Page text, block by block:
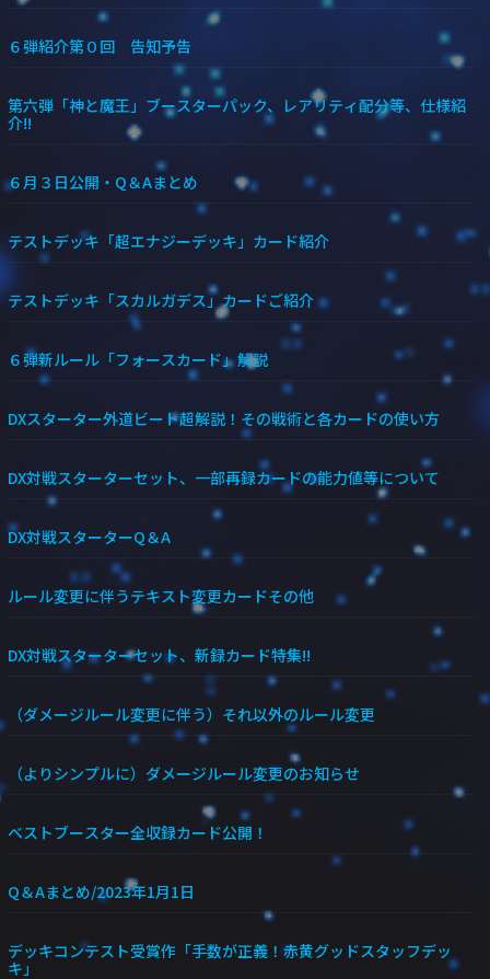
６弾紹介第０回 告知予告
第六弾「神と魔王」ブースターパック、レアリティ配分等、仕様紹
介!!
６月３日公開・Q＆Aまとめ
テストデッキ「超エナジーデッキ」カード紹介
テストデッキ「スカルガデス」カードご紹介
６弾新ルール「フォースカード」解説
DXスターター外道ビート超解説！その戦術と各カードの使い方
DX対戦スターターセット、一部再録カードの能力値等について
DX対戦スターターQ＆A
ルール変更に伴うテキスト変更カードその他
DX対戦スターターセット、新録カード特集!!
（ダメージルール変更に伴う）それ以外のルール変更
（よりシンプルに）ダメージルール変更のお知らせ
ベストブースター全収録カード公開！
Q＆Aまとめ/2023年1月1日
デッキコンテスト受賞作「手数が正義！赤黄グッドスタッフデッ
キ」